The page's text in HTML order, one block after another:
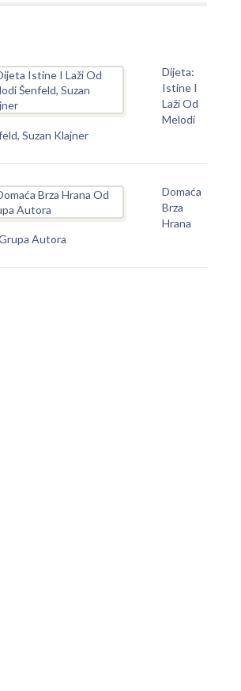
Dijeta:
Istine I
Laži Od
Melodi
Suzan Klajner
Domaća
Brza
Hrana
Autora